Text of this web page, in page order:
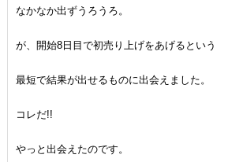
なかなか出ずうろうろ。
が、開始8日目で初売り上げをあげるという
最短で結果が出せるものに出会えました。
コレだ!!
やっと出会えたのです。